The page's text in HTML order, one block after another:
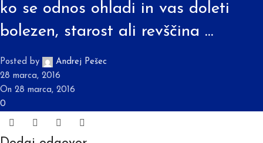
ko se odnos ohladi in vas doleti
bolezen, starost ali revščina …
Posted by
Andrej Pešec
28 marca, 2016
On 28 marca, 2016
0